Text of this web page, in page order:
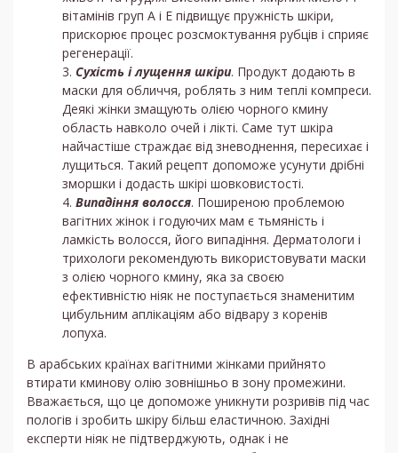
вітамінів груп А і Е підвищує пружність шкіри,
прискорює процес розсмоктування рубців і сприяє
регенерації.
Сухість і лущення шкіри. Продукт додають в
маски для обличчя, роблять з ним теплі компреси.
Деякі жінки змащують олією чорного кмину
область навколо очей і лікті. Саме тут шкіра
найчастіше страждає від зневоднення, пересихає і
лущиться. Такий рецепт допоможе усунути дрібні
зморшки і додасть шкірі шовковистості.
Випадіння волосся. Поширеною проблемою
вагітних жінок і годуючих мам є тьмяність і
ламкість волосся, його випадіння. Дерматологи і
трихологи рекомендують використовувати маски
з олією чорного кмину, яка за своєю
ефективністю ніяк не поступається знаменитим
цибульним аплікаціям або відвару з коренів
лопуха.
В арабських країнах вагітними жінками прийнято
втирати кминову олію зовнішньо в зону промежини.
Вважається, що це допоможе уникнути розривів під час
пологів і зробить шкіру більш еластичною. Західні
експерти ніяк не підтверджують, однак і не